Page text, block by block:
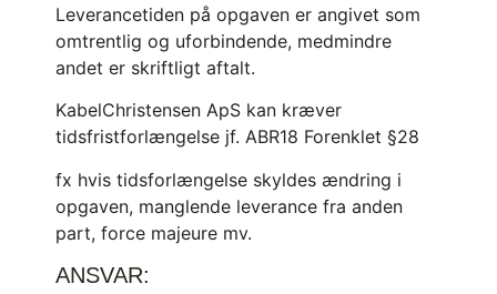
Leverancetiden på opgaven er angivet som
omtrentlig og uforbindende, medmindre
andet er skriftligt aftalt.
KabelChristensen ApS kan kræver
tidsfristforlængelse jf. ABR18 Forenklet §28
fx hvis tidsforlængelse skyldes ændring i
opgaven, manglende leverance fra anden
part, force majeure mv.
ANSVAR: